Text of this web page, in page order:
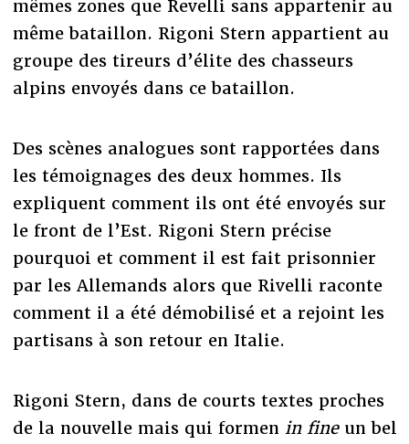
mêmes zones que Revelli sans appartenir au
même bataillon. Rigoni Stern appartient au
groupe des tireurs d’élite des chasseurs
alpins envoyés dans ce bataillon.
Des scènes analogues sont rapportées dans
les témoignages des deux hommes. Ils
expliquent comment ils ont été envoyés sur
le front de l’Est. Rigoni Stern précise
pourquoi et comment il est fait prisonnier
par les Allemands alors que Rivelli raconte
comment il a été démobilisé et a rejoint les
partisans à son retour en Italie.
Rigoni Stern, dans de courts textes proches
de la nouvelle mais qui formen in fineun bel